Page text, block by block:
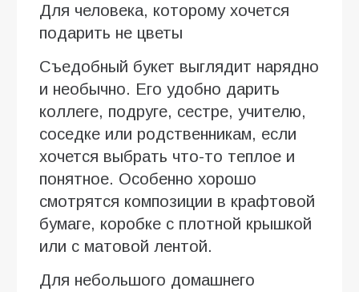
Для человека, которому хочется
подарить не цветы
Съедобный букет выглядит нарядно
и необычно. Его удобно дарить
коллеге, подруге, сестре, учителю,
соседке или родственникам, если
хочется выбрать что-то теплое и
понятное. Особенно хорошо
смотрятся композиции в крафтовой
бумаге, коробке с плотной крышкой
или с матовой лентой.
Для небольшого домашнего